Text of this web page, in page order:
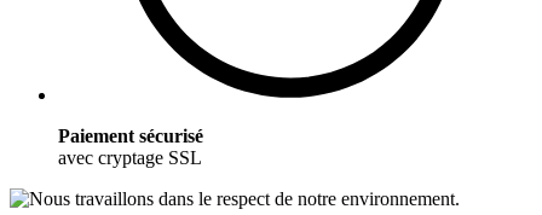
Paiement sécurisé
avec cryptage SSL